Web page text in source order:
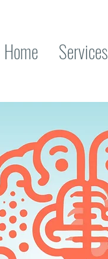
Home Services